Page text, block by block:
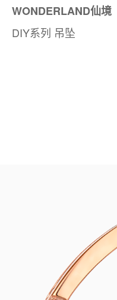
WONDERLAND仙境
DIY系列 吊坠